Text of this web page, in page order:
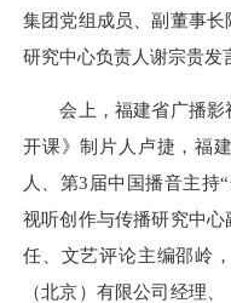
集团党组成员、副董事
研究中心负责人谢宗贵发
会上，福建省广播
开课》制片人卢捷，福
人、第3届中国播音主持
视听创作与传播研究中
任、文艺评论主编邵岭
（北京）有限公司经理